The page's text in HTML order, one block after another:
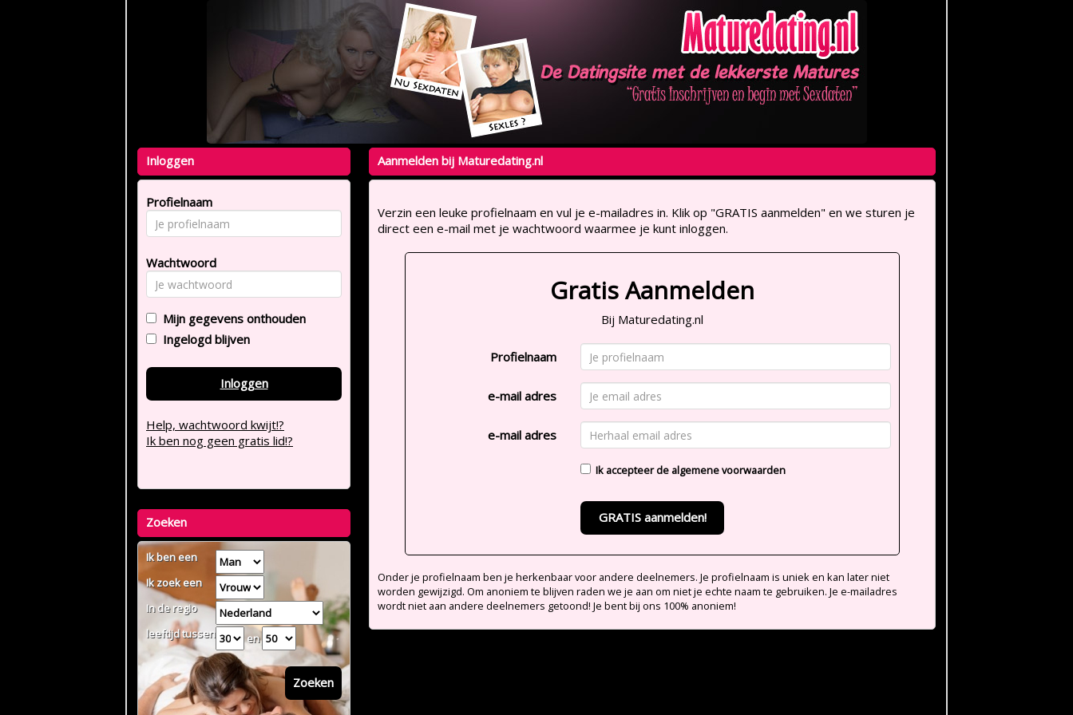
Aanmelden bij Maturedating.nl
Verzin een leuke profielnaam en vul je e-mailadres in. Klik op "GRATIS aanmelden" en we sturen je
direct een e-mail met je wachtwoord waarmee je kunt inloggen.
Gratis Aanmelden
Bij Maturedating.nl
Profielnaam
e-mail adres
e-mail adres
Ik accepteer de algemene voorwaarden
GRATIS aanmelden!
Onder je profielnaam ben je herkenbaar voor andere deelnemers. Je profielnaam is uniek en kan later niet
worden gewijzigd. Om anoniem te blijven raden we je aan om niet je echte naam te gebruiken. Je e-mailadres
wordt niet aan andere deelnemers getoond! Je bent bij ons 100% anoniem!
Inloggen
Profielnaam
Wachtwoord
Mijn gegevens onthouden
Ingelogd blijven
Inloggen
Help, wachtwoord kwijt!?
Ik ben nog geen gratis lid!?
Zoeken
Ik ben een
Ik zoek een
In de regio
leeftijd tussen
en
Zoeken